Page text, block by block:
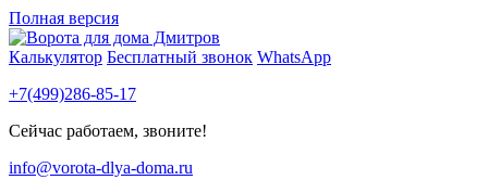
Полная версия
Калькулятор Бесплатный звонок WhatsApp
+7(499)286-85-17
Сейчас работаем, звоните!
info@vorota-dlya-doma.ru